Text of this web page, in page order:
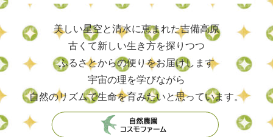
美しい星空と清水に恵まれた吉備高原
古くて新しい生き方を探りつつ
ふるさとからの便りをお届けします
宇宙の理を学びながら
自然のリズムで生命を育みたいと思っています。